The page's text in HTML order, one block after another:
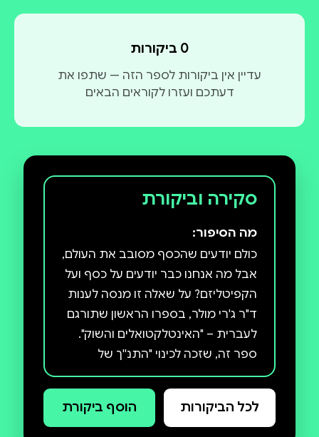
0 ביקורות
עדיין אין ביקורות לספר הזה — שתפו את
דעתכם ועזרו לקוראים הבאים
סקירה וביקורת
מה הסיפור:
כולם יודעים שהכסף מסובב את העולם,
אבל מה אנחנו כבר יודעים על כסף ועל
הקפיטליזם? על שאלה זו מנסה לענות
ד"ר ג'רי מולר, בספרו הראשון שתורגם
לעברית – "האינטלקטואלים והשוק".
ספר זה, שזכה לכינוי "התנ''ך של
הקפיטליזם", מכיל כל מה שספר מצוין
צריך: היקפו מרשים, הסבריו קולחים,
יושרתו האינטלקטואלית ברורה
לכל הביקורות הוסף ביקורת